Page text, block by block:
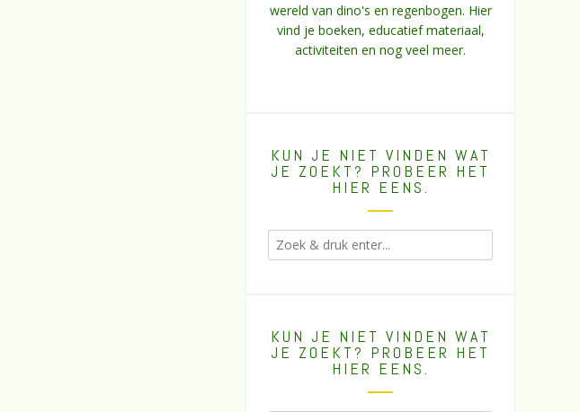
wereld van dino's en regenbogen. Hier
vind je boeken, educatief materiaal,
activiteiten en nog veel meer.
KUN JE NIET VINDEN WAT
JE ZOEKT? PROBEER HET
HIER EENS.
KUN JE NIET VINDEN WAT
JE ZOEKT? PROBEER HET
HIER EENS.